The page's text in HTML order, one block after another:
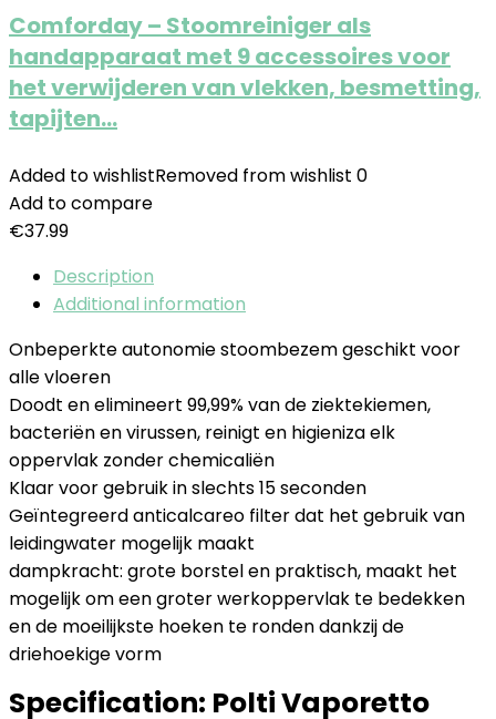
Comforday – Stoomreiniger als
handapparaat met 9 accessoires voor
het verwijderen van vlekken, besmetting,
tapijten…
Added to wishlistRemoved from wishlist 0
Add to compare
€37.99
Description
Additional information
Onbeperkte autonomie stoombezem geschikt voor
alle vloeren
Doodt en elimineert 99,99% van de ziektekiemen,
bacteriën en virussen, reinigt en higieniza elk
oppervlak zonder chemicaliën
Klaar voor gebruik in slechts 15 seconden
Geïntegreerd anticalcareo filter dat het gebruik van
leidingwater mogelijk maakt
dampkracht: grote borstel en praktisch, maakt het
mogelijk om een groter werkoppervlak te bedekken
en de moeilijkste hoeken te ronden dankzij de
driehoekige vorm
Specification: Polti Vaporetto